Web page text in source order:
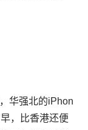
华强北的iPhon
，比香港还便